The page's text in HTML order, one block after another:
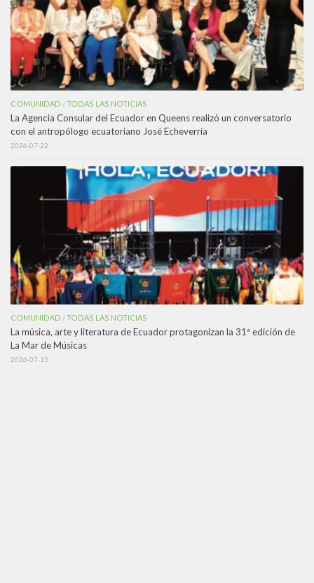
COMUNIDAD /TODAS LAS NOTICIAS
La Agencia Consular del Ecuador en Queens realizó un conversatorio
con el antropólogo ecuatoriano José Echeverría
2026-07-22
COMUNIDAD /TODAS LAS NOTICIAS
La música, arte y literatura de Ecuador protagonizan la 31ª edición de
La Mar de Músicas
2026-07-15